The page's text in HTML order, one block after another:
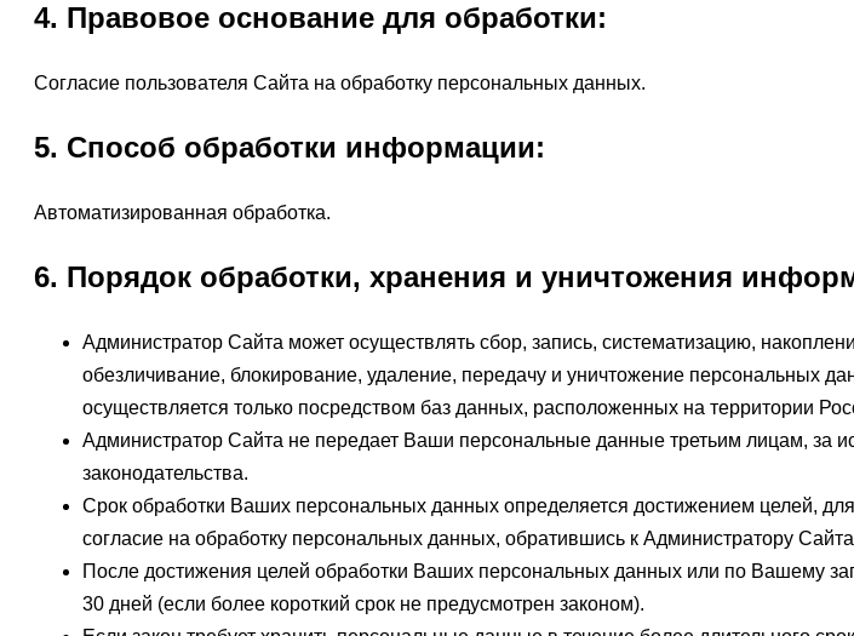
4. Правовое основание для обработки:
Cогласие пользователя Сайта на обработку персональных данных.
5. Способ обработки информации:
Автоматизированная обработка.
6. Порядок обработки, хранения и уничтожения
Администратор Сайта может осуществлять сбор, запись, систематизацию,
обезличивание, блокирование, удаление, передачу и уничтожение персональных
осуществляется только посредством баз данных, расположенных на территории
Администратор Сайта не передает Ваши персональные данные третьим лицам, за
законодательства.
Срок обработки Ваших персональных данных определяется достижением целей,
согласие на обработку персональных данных, обратившись к Администратору
После достижения целей обработки Ваших персональных данных или по Вашему
30 дней (если более короткий срок не предусмотрен законом).